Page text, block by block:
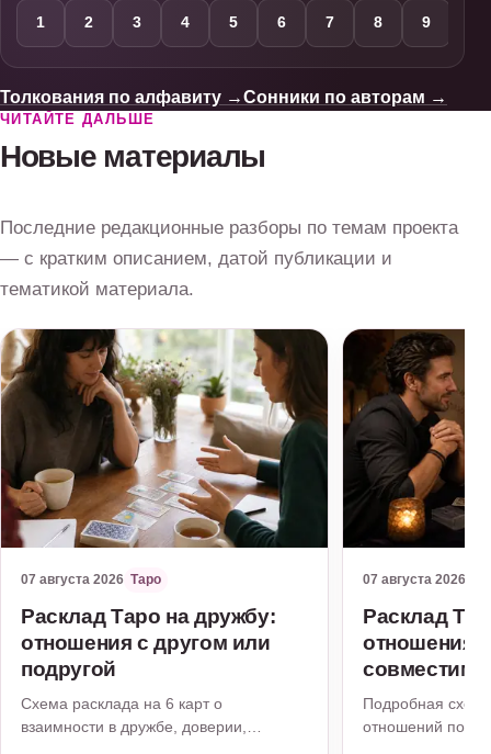
1 2 3 4 5 6 7 8 9
Толкования по алфавиту →Сонники по авторам →
ЧИТАЙТЕ ДАЛЬШЕ
Новые материалы
Последние редакционные разборы по темам проекта
— с кратким описанием, датой публикации и
тематикой материала.
07 августа 2026 Таро
Расклад Таро на дружбу:
отношения с другом или
подругой
Схема расклада на 6 карт о
взаимности в дружбе, доверии,
07 августа 2026
Расклад
отношения
Подробная
отношений после